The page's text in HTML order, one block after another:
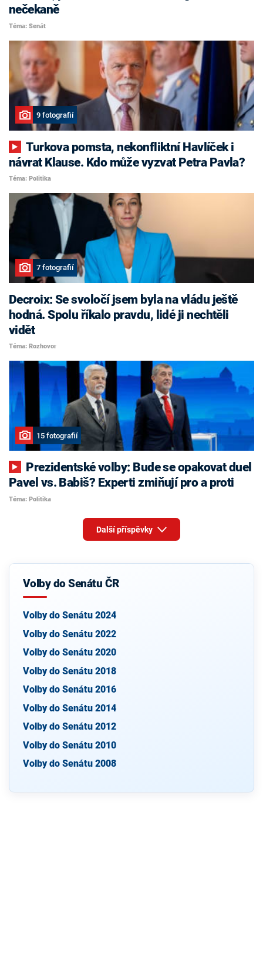
nečekaně
Téma: Senát
9 fotografií
Turkova pomsta, nekonfliktní Havlíček i
návrat Klause. Kdo může vyzvat Petra Pavla?
Téma: Politika
7 fotografií
Decroix: Se svoločí jsem byla na vládu ještě
hodná. Spolu říkalo pravdu, lidé ji nechtěli
vidět
Téma: Rozhovor
15 fotografií
Pavel vs. Babiš? Experti zmiňují pro a proti
Téma: Politika
Další příspěvky
Volby do Senátu ČR
Volby do Senátu 2024
Volby do Senátu 2022
Volby do Senátu 2020
Volby do Senátu 2018
Volby do Senátu 2016
Volby do Senátu 2014
Volby do Senátu 2012
Volby do Senátu 2010
Volby do Senátu 2008